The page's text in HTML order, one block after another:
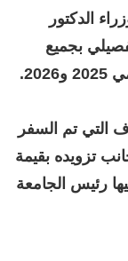
الدكتور
بجميع
التي تم السفر
تزويده بقيمة
رئيس الجامعة